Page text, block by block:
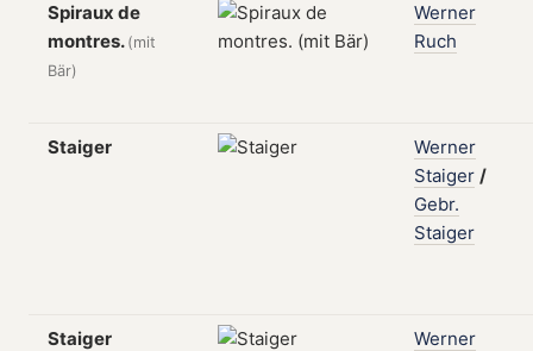
Spiraux de
montres. (mit
Bär)
Werner
Ruch
Staiger
Werner
Staiger /
Gebr.
Staiger
Staiger
Werner